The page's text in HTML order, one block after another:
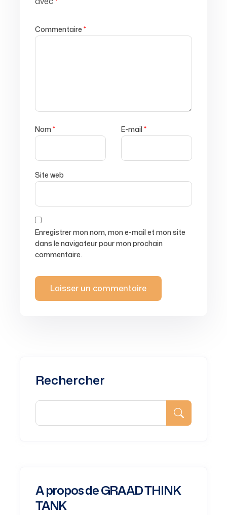
Commentaire *
Nom* E-mail*
Site web
Enregistrer mon nom, mon e-mail et mon site
dans le navigateur pour mon prochain
commentaire.
Rechercher
A propos de GRAAD THINK
TANK